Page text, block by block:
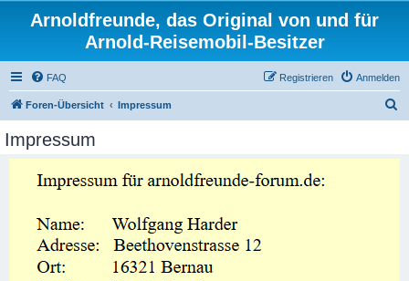
Arnoldfreunde, das Original von und für
Arnold-Reisemobil-Besitzer
FAQ Anmelden
Registrieren
Foren-Übersicht Impressum
Impressum